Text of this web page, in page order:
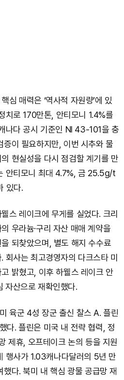
심 매력은 ‘역사적 자원량’에 있
치로 170만톤, 안티모니 1.4%를
나다 공시 기준인 NI 43-101을 충
이 필요하지만, 이번 시추와 물
현실성을 다시 점검할 계기를 만
안티모니 최대 4.7%, 금 25.5g/t
있다.
스 레이크에 무게를 실었다. 크리
우라늄·구리 자산 매매 계약을
되찾았으며, 별도 해지 수수료
회사는 최고경영자의 다크스타 미
밝혔고, 이후 하웰스 레이크 안
자산으로 재확인했다.
육군 4성 장군 출신 찰스 A. 플린
다. 플린은 미국 내 전략 협력, 정
제휴, 오프테이크 논의 등을 지원
행사가 1.03캐나다달러의 5년 만
다. 북미 내 핵심 광물 공급망 재